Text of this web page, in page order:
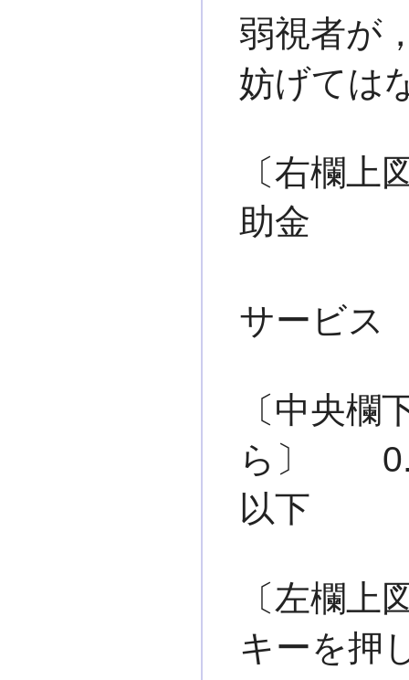
弱視者が
妨げては
〔右欄
助金
サービス
〔中央欄
ら〕
以下
〔左欄
キーを押